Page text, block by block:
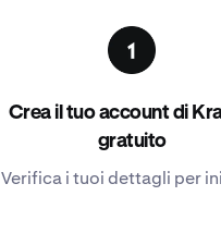
Crea il tuo account di
gratuito
Verifica i tuoi dettagli per